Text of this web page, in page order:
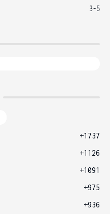
3-5
+1737
+1126
+1091
+975
+936